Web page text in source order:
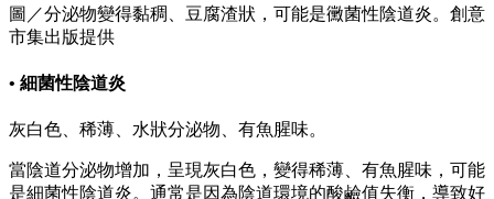
圖／分泌物變得黏稠、豆腐渣狀，可能是黴菌性陰道炎。創意
市集出版提供
• 細菌性陰道炎
灰白色、稀薄、水狀分泌物、有魚腥味。
當陰道分泌物增加，呈現灰白色，變得稀薄、有魚腥味，可能
是細菌性陰道炎。通常是因為陰道環境的酸鹼值失衡，導致好